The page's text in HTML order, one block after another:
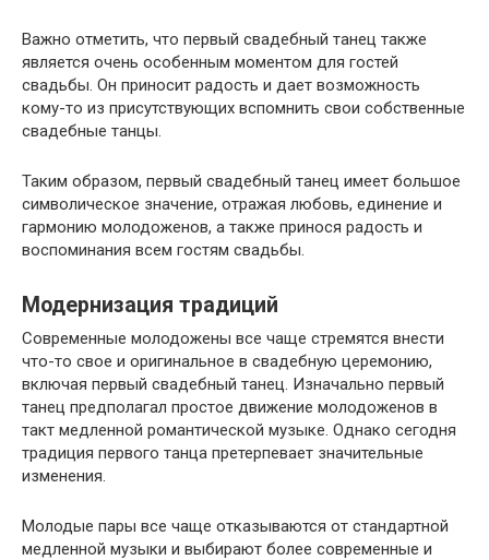
Важно отметить, что первый свадебный танец также
является очень особенным моментом для гостей
свадьбы. Он приносит радость и дает возможность
кому-то из присутствующих вспомнить свои собственные
свадебные танцы.
Таким образом, первый свадебный танец имеет большое
символическое значение, отражая любовь, единение и
гармонию молодоженов, а также принося радость и
воспоминания всем гостям свадьбы.
Модернизация традиций
Современные молодожены все чаще стремятся внести
что-то свое и оригинальное в свадебную церемонию,
включая первый свадебный танец. Изначально первый
танец предполагал простое движение молодоженов в
такт медленной романтической музыке. Однако сегодня
традиция первого танца претерпевает значительные
изменения.
Молодые пары все чаще отказываются от стандартной
медленной музыки и выбирают более современные и